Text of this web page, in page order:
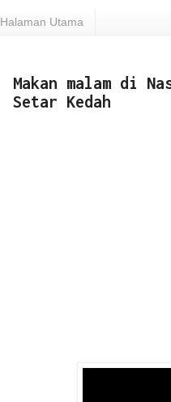
Halaman Utama
Makan malam di
Setar Kedah